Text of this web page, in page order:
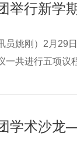
举行新学
员姚刚）2月29
一共进行五项议
学术沙龙